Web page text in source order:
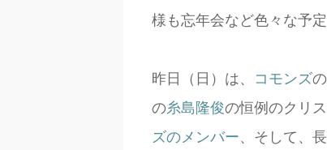
様も忘年会など色々な予
昨日（日）は、 コモンズ
の糸島隆俊の恒例のクリ
ズのメンバー、そして、